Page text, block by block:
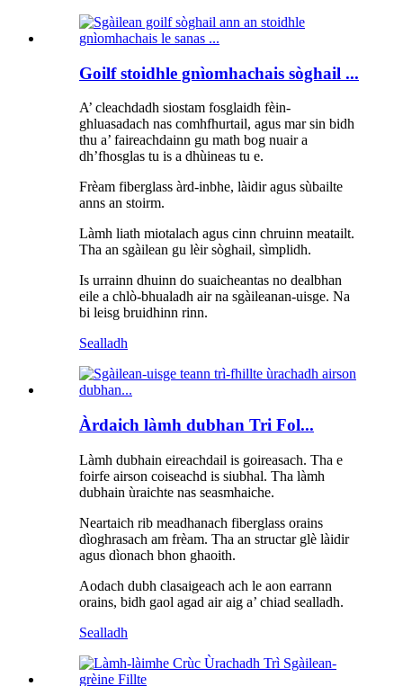
Goilf stoidhle gnìomhachais sòghail ...
A’ cleachdadh siostam fosglaidh fèin-
ghluasadach nas comhfhurtail, agus mar sin bidh
thu a’ faireachdainn gu math bog nuair a
dh’fhosglas tu is a dhùineas tu e.
Frèam fiberglass àrd-inbhe, làidir agus sùbailte
anns an stoirm.
Làmh liath miotalach agus cinn chruinn meatailt.
Tha an sgàilean gu lèir sòghail, sìmplidh.
Is urrainn dhuinn do suaicheantas no dealbhan
eile a chlò-bhualadh air na sgàileanan-uisge. Na
bi leisg bruidhinn rinn.
Sealladh
Àrdaich làmh dubhan Tri Fol...
Làmh dubhain eireachdail is goireasach. Tha e
foirfe airson coiseachd is siubhal. Tha làmh
dubhain ùraichte nas seasmhaiche.
Neartaich rib meadhanach fiberglass orains
dìoghrasach am frèam. Tha an structar glè làidir
agus dìonach bhon ghaoith.
Aodach dubh clasaigeach ach le aon earrann
orains, bidh gaol agad air aig a’ chiad sealladh.
Sealladh